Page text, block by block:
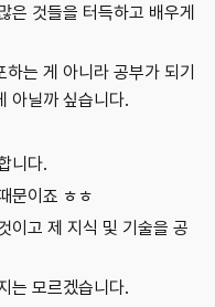
은 것들을 터득하고 배우게
는 게 아니라 공부가 되기
아닐까 싶습니다.
니다.
문이죠 ㅎㅎ
이고 제 지식 및 기술을 공
는 모르겠습니다.